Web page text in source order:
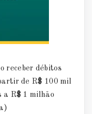
receber débitos
de R$ 100 mil
a R$ 1 milhão